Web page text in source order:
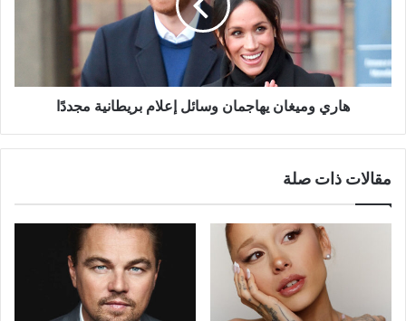
مجددًا
هاري وميغان يهاجمان وسائل إعلام بريطانية مجددًا
مقالات ذات صلة